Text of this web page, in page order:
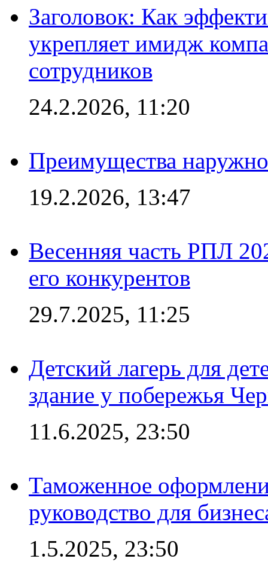
Заголовок: Как
укрепляет имидж
сотрудников
24.2.2026, 11:20
Преимущества
19.2.2026, 13:47
Весенняя часть РПЛ
его конкурентов
29.7.2025, 11:25
Детский лагерь для
здание у побережья
11.6.2025, 23:50
Таможенное
руководство для
1.5.2025, 23:50